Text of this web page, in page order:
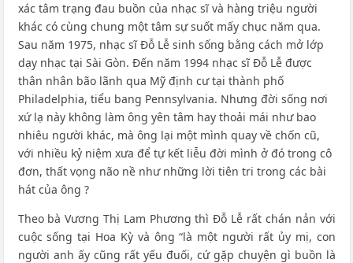
xác tâm trạng đau buồn của nhạc sĩ và hàng triệu người
khác có cùng chung một tâm sự suốt mấy chục năm qua.
Sau năm 1975, nhạc sĩ Đỗ Lễ sinh sống bằng cách mở lớp
dạy nhạc tại Sài Gòn. Đến năm 1994 nhạc sĩ Đỗ Lễ được
thân nhân bão lãnh qua Mỹ định cư tại thành phố
Philadelphia, tiểu bang Pennsylvania. Nhưng đời sống nơi
xứ lạ này không làm ông yên tâm hay thoải mái như bao
nhiêu người khác, mà ông lại một mình quay về chốn cũ,
với nhiều kỷ niệm xưa để tự kết liễu đời mình ở đó trong cô
đơn, thất vọng não nề như những lời tiên tri trong các bài
hát của ông ?
Theo bà Vương Thị Lam Phương thì Đỗ Lễ rất chán nản với
cuộc sống tại Hoa Kỳ và ông “là một người rất ủy mị, con
người anh ấy cũng rất yếu đuối, cứ gặp chuyện gì buồn là